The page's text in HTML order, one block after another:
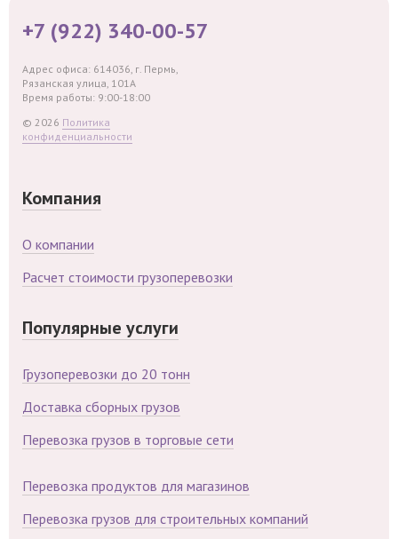
Компания
О компании
Расчет стоимости грузоперевозки
Популярные услуги
Грузоперевозки до 20 тонн
Доставка сборных грузов
Перевозка грузов в торговые сети
Перевозка продуктов для магазинов
Перевозка грузов для строительных компаний
+7 (922) 340-00-57
Адрес офиса: 614036, г. Пермь,
Рязанская улица, 101А
Время работы: 9:00-18:00
© 2026 Политика
конфиденциальности